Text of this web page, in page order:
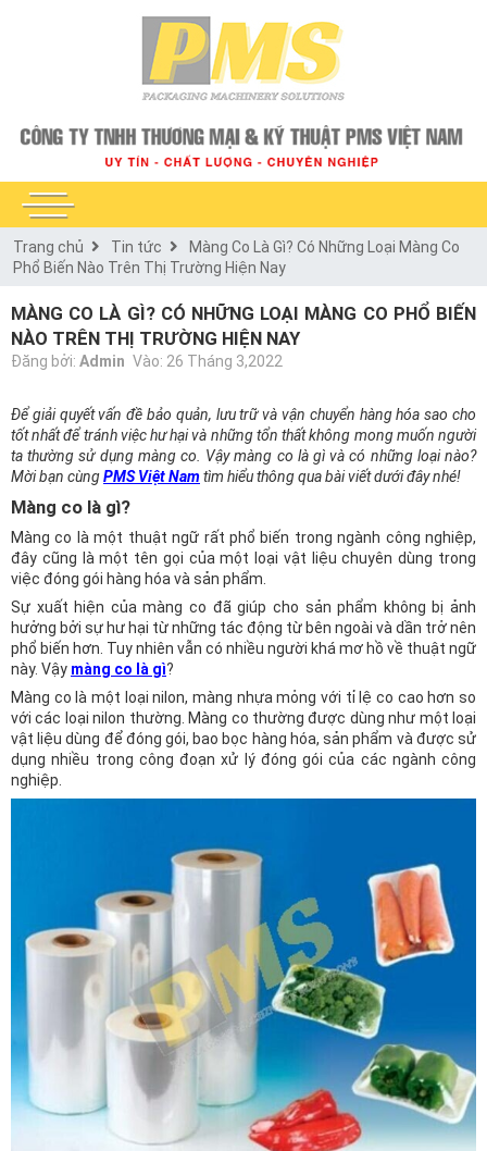
Trang chủ Tin tức
Màng Co Là Gì? Có Những Loại Màng Co
Phổ Biến Nào Trên Thị Trường Hiện Nay
MÀNG CO LÀ GÌ? CÓ NHỮNG LOẠI MÀNG CO PHỔ BIẾN
NÀO TRÊN THỊ TRƯỜNG HIỆN NAY
Đăng bởi: Admin Vào: 26 Tháng 3,2022
Để giải quyết vấn đề bảo quản, lưu trữ và vận chuyển hàng hóa sao cho
tốt nhất để tránh việc hư hại và những tổn thất không mong muốn người
ta thường sử dụng màng co. Vậy màng co là gì và có những loại nào?
Mời bạn cùngPMS Việt Nam tìm hiểu thông qua bài viết dưới đây nhé!
Màng co là gì?
Màng co là một thuật ngữ rất phổ biến trong ngành công nghiệp,
đây cũng là một tên gọi của một loại vật liệu chuyên dùng trong
việc đóng gói hàng hóa và sản phẩm.
Sự xuất hiện của màng co đã giúp cho sản phẩm không bị ảnh
hưởng bởi sự hư hại từ những tác động từ bên ngoài và dần trở nên
phổ biến hơn. Tuy nhiên vẫn có nhiều người khá mơ hồ về thuật ngữ
này. Vậy màng co là gì?
Màng co là một loại nilon, màng nhựa mỏng với tỉ lệ co cao hơn so
với các loại nilon thường. Màng co thường được dùng như một loại
vật liệu dùng để đóng gói, bao bọc hàng hóa, sản phẩm và được sử
dụng nhiều trong công đoạn xử lý đóng gói của các ngành công
nghiệp.